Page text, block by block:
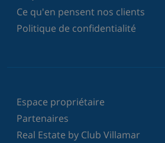
Ce qu'en pensent nos clients
Politique de confidentialité
Espace propriétaire
Partenaires
Real Estate by Club Villamar